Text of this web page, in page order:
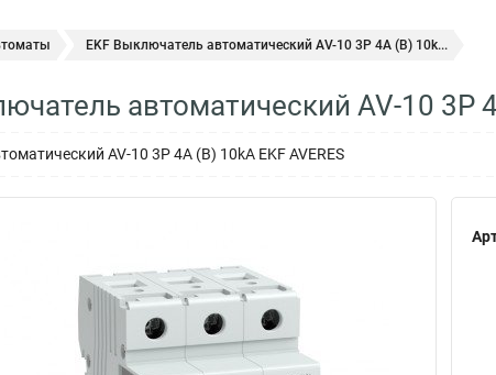
EKF Выключатель автоматический AV-10 3P 4A (B) 10k...
автоматический AV-10 3P
AV-10 3P 4A (B) 10kA EKF AVERES